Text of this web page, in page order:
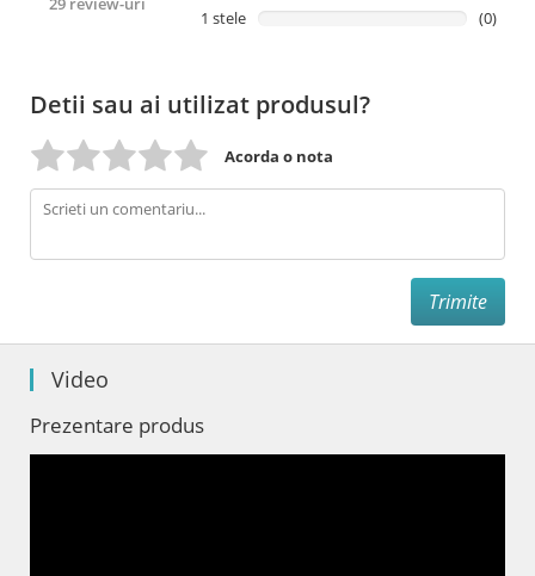
1 stele
(0)
Detii sau ai utilizat produsul?
Acorda o nota
Video
Prezentare produs